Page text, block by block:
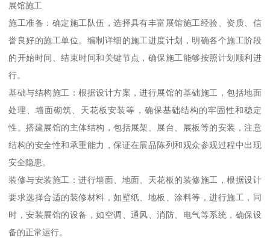
展馆施工
施工准备：确定施工队伍，选择具有丰富展馆施工经验、资质、信
誉良好的施工单位。编制详细的施工进度计划，明确各个施工阶段
的开始时间、结束时间和关键节点，确保施工能够按照计划顺利进
行。
基础与结构施工：根据设计方案，进行展馆的基础施工，包括地面
处理、墙面砌筑、天花板安装等，确保基础结构的牢固性和稳定
性。搭建展馆的主体结构，包括展架、展台、展板等的安装，注意
结构的安全性和承重能力，保证在展品陈列和观众参观过程中出现
安全隐患。
装修与安装施工：进行墙面、地面、天花板的装修施工，根据设计
要求选择合适的装修材料，如壁纸、地板、涂料等，进行施工，同
时，安装展馆的设备，如空调、通风、消防、电气等系统，确保设
备的正常运行。